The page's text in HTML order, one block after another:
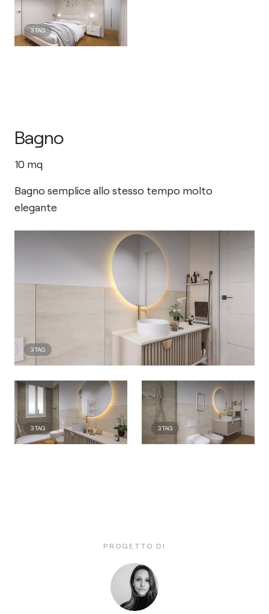
3TAG
3TAG
Bagno
10 mq
Bagno semplice allo stesso tempo molto
elegante
3TAG 3TAG
PROGETTO DI